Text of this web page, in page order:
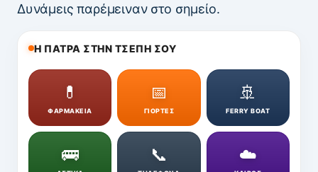
Δυνάμεις παρέμειναν στο σημείο.
Η ΠΑΤΡΑ ΣΤΗΝ ΤΣΕΠΗ ΣΟΥ
💊
ΦΑΡΜΑΚΕΙΑ
📅
ΓΙΟΡΤΕΣ
🚢
FERRY BOAT
🚌 📞 ☁️